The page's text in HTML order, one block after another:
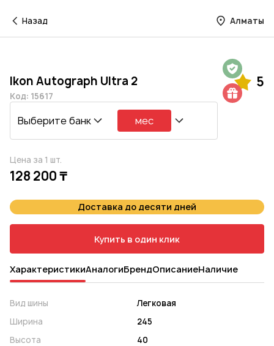
Назад Алматы
Ikon Autograph Ultra 2 5
Код: 15617
Выберите банк мес
Цена за 1 шт.
128 200 ₸
Доставка до десяти дней
Купить в один клик
ХарактеристикиАналогиБрендОписаниеНаличие
Вид шины
Легковая
Ширина
245
Высота
40